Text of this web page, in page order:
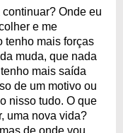
Onde eu
e me
tenho mais forças
muda, que nada
mais saída
de um motivo ou
nisso tudo. O que
uma nova vida?
de onde vou